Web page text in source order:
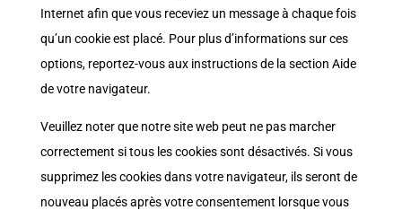
Internet afin que vous receviez un message à chaque fois
qu’un cookie est placé. Pour plus d’informations sur ces
options, reportez-vous aux instructions de la section Aide
de votre navigateur.
Veuillez noter que notre site web peut ne pas marcher
correctement si tous les cookies sont désactivés. Si vous
supprimez les cookies dans votre navigateur, ils seront de
nouveau placés après votre consentement lorsque vous